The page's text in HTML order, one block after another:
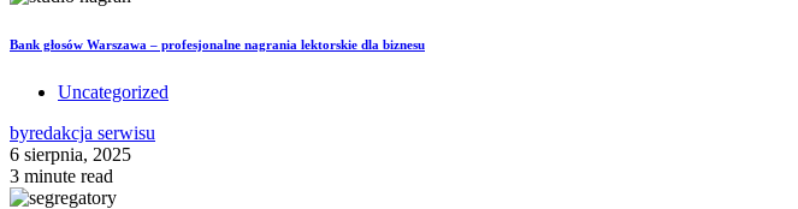
Bank głosów Warszawa – profesjonalne nagrania lektorskie dla biznesu
Uncategorized
byredakcja serwisu
6 sierpnia, 2025
3 minute read